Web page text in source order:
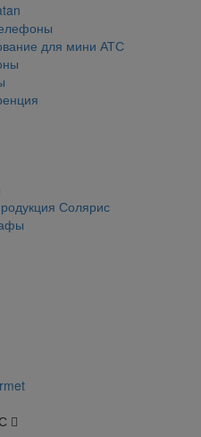
для мини АТС
Солярис